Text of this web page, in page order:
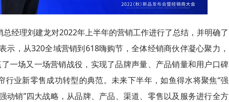
经理刘建龙对2022年上半年的营销工作进行了总结，并明确了
示，从320全域营销到618嗨购节，全体经销商伙伴凝心聚力，
一场又一场营销战役，实现了品牌声量、产品销量和用户口碑
行业新零售成功转型的典范。未来下半年，如鱼得水将聚焦“强
动销”四大战略，从品牌、产品、渠道、零售以及服务进行全方